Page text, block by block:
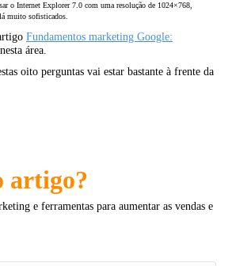
o Internet Explorer 7.0 com uma resolução de 1024×768,
muito sofisticados.
Fundamentos marketing Google:
área.
oito perguntas vai estar bastante à frente da
artigo?
e ferramentas para aumentar as vendas e